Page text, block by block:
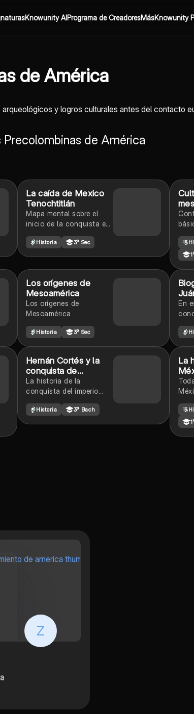
Knowunity AIPrograma de CreadoresMásKnowunity
de América
y logros culturales antes del contacto
de América
La caída de Mexico
Tenochtitlán
Mapa mental sobre el
inicio de la conquista en
Historia 3º Sec
Los orígenes de
Mesoamérica
Los orígenes de
Mesoamérica
Historia 3º Sec
En
Hernán Cortés y la
conquista de
Tenochtitlán
La historia de la
conquista del imperio
Historia 3º Bach
La
Z